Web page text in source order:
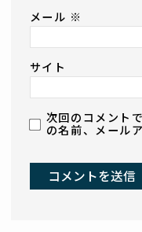
メール ※
サイト
次回のコメント
の名前、メール